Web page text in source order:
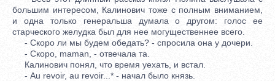
большим интересом, Калинович тоже с полным вниманием,
и одна только генеральша думала о другом: голос ее
старческого желудка был для нее могущественнее всего.
- Скоро ли мы будем обедать? - спросила она у дочери.
- Скоро, maman, - отвечала та.
Калинович понял, что время уехать, и встал.
- Au revoir, au revoir...* - начал было князь.